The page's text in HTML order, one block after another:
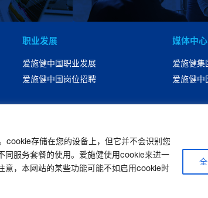
cookie存储在您的设备上，但它并不会识别您
同服务套餐的使用。爱施健使用cookie来进一
意，本网站的某些功能可能不如启用cookie时
职业发展
爱施健中国职业发展
爱施健中国岗位招聘
媒体中心
爱施健集
爱施健中
人信息权利声明
号